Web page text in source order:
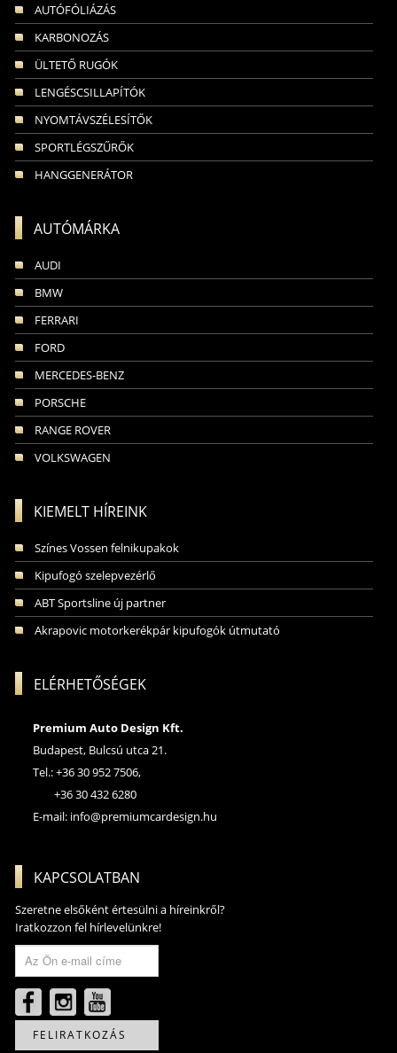
AUTÓFÓLIÁZÁS
KARBONOZÁS
ÜLTETŐ RUGÓK
LENGÉSCSILLAPÍTÓK
NYOMTÁVSZÉLESÍTŐK
SPORTLÉGSZŰRŐK
HANGGENERÁTOR
AUTÓMÁRKA
AUDI
BMW
FERRARI
FORD
MERCEDES-BENZ
PORSCHE
RANGE ROVER
VOLKSWAGEN
KIEMELT HÍREINK
Színes Vossen felnikupakok
Kipufogó szelepvezérlő
ABT Sportsline új partner
Akrapovic motorkerékpár kipufogók útmutató
ELÉRHETŐSÉGEK
Premium Auto Design Kft.
Budapest, Bulcsú utca 21.
Tel.: +36 30 952 7506,
+36 30 432 6280
E-mail: info@premiumcardesign.hu
KAPCSOLATBAN
Szeretne elsőként értesülni a híreinkről?
Iratkozzon fel hírlevelünkre!
FELIRATKOZÁS